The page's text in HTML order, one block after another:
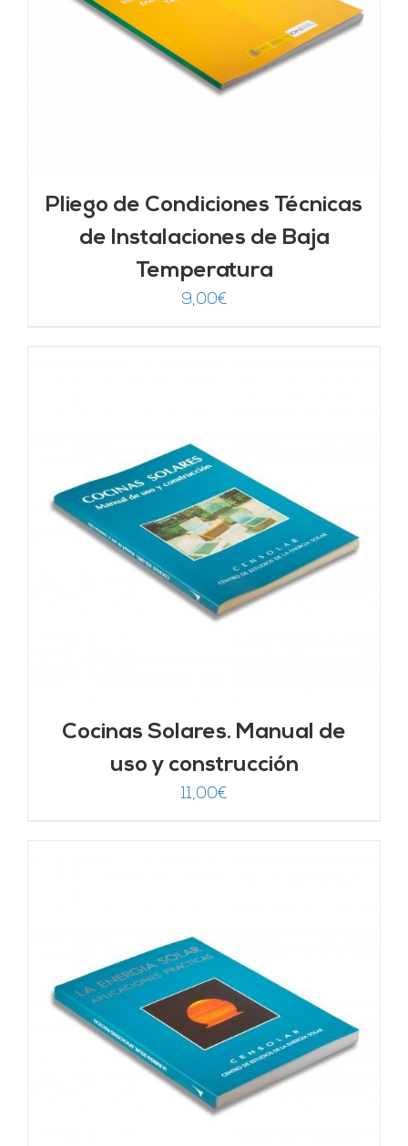
Pliego de Condiciones Técnicas
de Instalaciones de Baja
Temperatura
9,00€
Cocinas Solares. Manual de
uso y construcción
11,00€